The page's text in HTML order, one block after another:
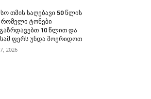
თმის საღებავი 50 წლის
რომელი ტონები
10 წლით და
ფერს უნდა მოერიდოთ
2026